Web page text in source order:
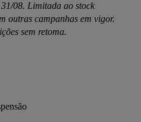
08. Limitada ao stock
outras campanhas em vigor.
sem retoma.